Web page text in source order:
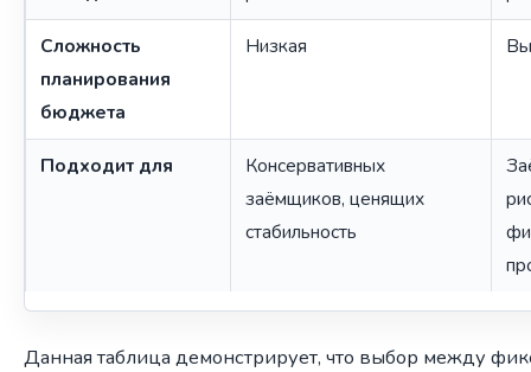
Сложность
планирования
бюджета
Низкая
Подходит для
Консервативных
заёмщиков, ценящих
стабильность
Данная таблица демонстрирует, что выбор между